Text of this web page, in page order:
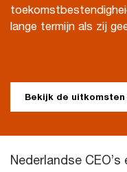
lange termijn als zij
Bekijk de uitkomsten
Nederlandse